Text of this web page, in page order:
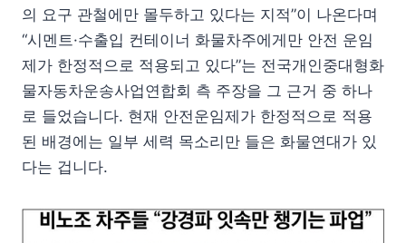
의 요구 관철에만 몰두하고 있다는 지적”이 나온다며
“시멘트·수출입 컨테이너 화물차주에게만 안전 운임
제가 한정적으로 적용되고 있다”는 전국개인중대형화
물자동차운송사업연합회 측 주장을 그 근거 중 하나
로 들었습니다. 현재 안전운임제가 한정적으로 적용
된 배경에는 일부 세력 목소리만 들은 화물연대가 있
다는 겁니다.